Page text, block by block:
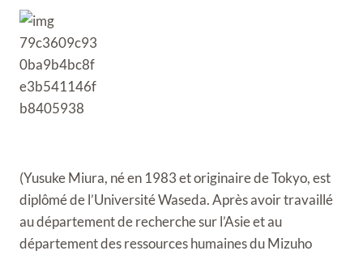
(Yusuke Miura, né en 1983 et originaire de Tokyo, est
diplômé de l’Université Waseda. Après avoir travaillé
au département de recherche sur l’Asie et au
département des ressources humaines du Mizuho